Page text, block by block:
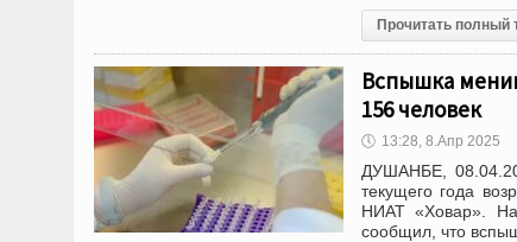
Прочитать полный
Вспышка
156 человек
🕔 13:28, 8.Апр 2025
ДУШАНБЕ,
текущего года
НИАТ «Ховар».
сообщил, что